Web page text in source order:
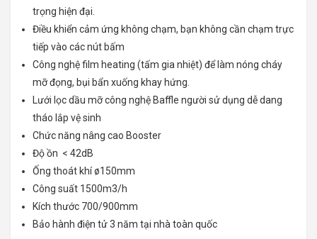
trọng hiện đại.
Điều khiển cảm ứng không chạm, bạn không cần chạm trực
tiếp vào các nút bấm
Công nghệ film heating (tấm gia nhiệt) để làm nóng cháy
mỡ đọng, bụi bẩn xuống khay hứng.
Lưới lọc dầu mỡ công nghệ Baffle người sử dụng dễ dang
tháo lắp vệ sinh
Chức năng nâng cao Booster
Độ ồn < 42dB
Ống thoát khí ø150mm
Công suất 1500m3/h
Kích thước 700/900mm
Bảo hành điện tử 3 năm tại nhà toàn quốc